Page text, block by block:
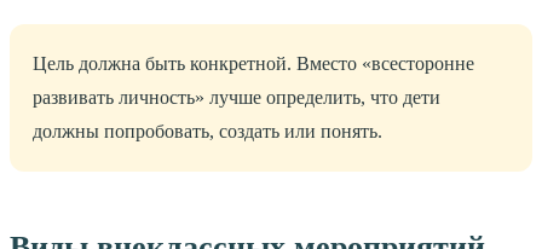
Цель должна быть конкретной. Вместо «всесторонне
развивать личность» лучше определить, что дети
должны попробовать, создать или понять.